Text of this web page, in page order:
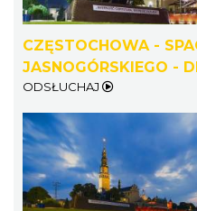
CZĘSTOCHOWA -
JASNOGÓRSKIEGO -
ODSŁUCHAJ